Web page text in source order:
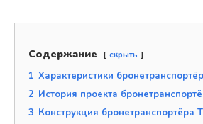
Содержание скрыть
1 Характеристики
2 История проекта
3 Конструкция бронетранспортёра